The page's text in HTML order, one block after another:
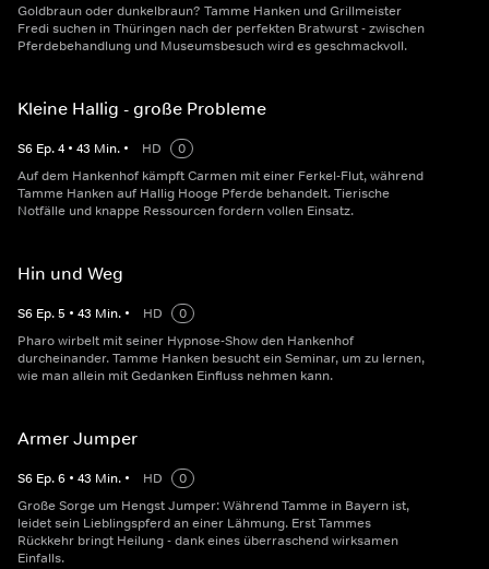
Goldbraun oder dunkelbraun? Tamme Hanken und Grillmeister
Fredi suchen in Thüringen nach der perfekten Bratwurst - zwischen
Pferdebehandlung und Museumsbesuch wird es geschmackvoll.
Kleine Hallig - große Probleme
S6 Ep.4 • 43 Min. • HD
0
Auf dem Hankenhof kämpft Carmen mit einer Ferkel-Flut, während
Tamme Hanken auf Hallig Hooge Pferde behandelt. Tierische
Notfälle und knappe Ressourcen fordern vollen Einsatz.
Hin und Weg
S6 Ep.5 • 43 Min. • HD
0
Pharo wirbelt mit seiner Hypnose-Show den Hankenhof
durcheinander. Tamme Hanken besucht ein Seminar, um zu lernen,
wie man allein mit Gedanken Einfluss nehmen kann.
Armer Jumper
S6 Ep.6 • 43 Min. • HD
0
Große Sorge um Hengst Jumper: Während Tamme in Bayern ist,
leidet sein Lieblingspferd an einer Lähmung. Erst Tammes
Rückkehr bringt Heilung - dank eines überraschend wirksamen
Einfalls.